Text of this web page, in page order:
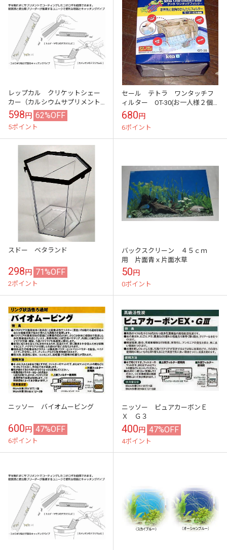
レップカル クリケットシェー
カー（カルシウムサプリメント
Ｄ３入り微粒20g付）
598円 62%OFF
5ポイント
セール テトラ ワンタッチフ
ィルター OT-30(お一人様２個
まで）
680円
6ポイント
スドー ベタランド
298円 71%OFF
2ポイント
バックスクリーン ４５ｃｍ
用 片面青ｘ片面水草
50円
0ポイント
ニッソー バイオムービング
600円 47%OFF
6ポイント
ニッソー ピュアカーボンＥ
Ｘ Ｇ３
400円 47%OFF
4ポイント